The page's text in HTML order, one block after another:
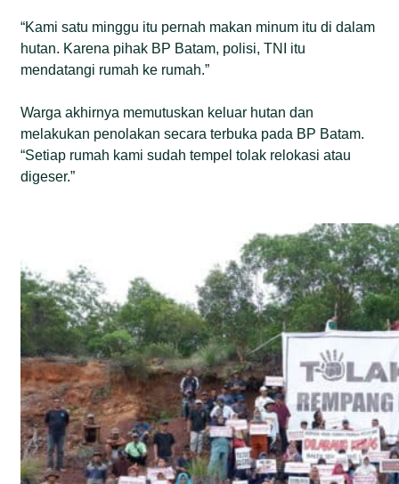
“Kami satu minggu itu pernah makan minum itu di dalam
hutan. Karena pihak BP Batam, polisi, TNI itu
mendatangi rumah ke rumah.”
Warga akhirnya memutuskan keluar hutan dan
melakukan penolakan secara terbuka pada BP Batam.
“Setiap rumah kami sudah tempel tolak relokasi atau
digeser.”